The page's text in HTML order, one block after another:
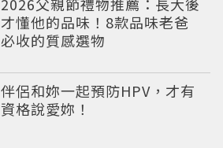
才懂他的品味！8款品味老爸
必收的質感選物
伴侶和妳一起預防HPV，才有
資格說愛妳！